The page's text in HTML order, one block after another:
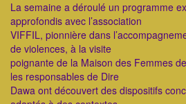
La semaine a déroulé un programme
approfondis avec l’association
VIFFIL, pionnière dans
de violences, à la visite
poignante de la Maison des Femmes
les responsables de Dire
Dawa ont découvert des dispositifs